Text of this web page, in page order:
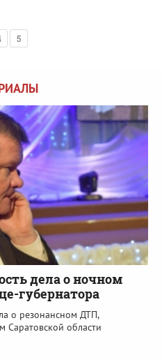
5
дела о ночном
губернатора
о резонансном ДТП,
Саратовской области